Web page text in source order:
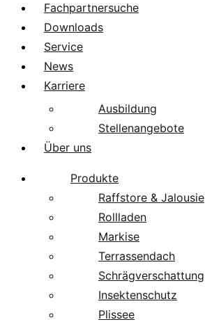
Fachpartnersuche
Downloads
Service
News
Karriere
Ausbildung
Stellenangebote
Über uns
Produkte
Raffstore & Jalousie
Rollladen
Markise
Terrassendach
Schrägverschattung
Insektenschutz
Plissee